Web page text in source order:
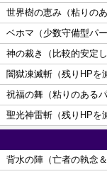
世界樹の恵み（粘りの
ベホマ（少数守備型パ
神の裁き（比較的安定
闇獄凍滅斬（残りHPを
祝福の舞（粘りのある
聖光神雷斬（残りHPを
背水の陣（亡者の執念